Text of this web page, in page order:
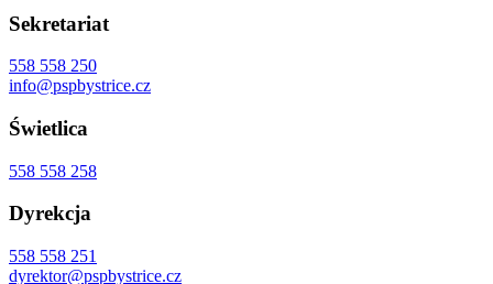
Sekretariat
558 558 250
info@pspbystrice.cz
Świetlica
558 558 258
Dyrekcja
558 558 251
dyrektor@pspbystrice.cz